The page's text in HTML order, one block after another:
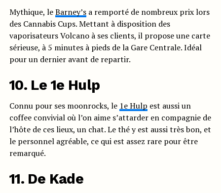
Mythique, leBarney’sa remporté de nombreux prix lors
des Cannabis Cups. Mettant à disposition des
vaporisateurs Volcano à ses clients, il propose une carte
sérieuse, à 5 minutes à pieds de la Gare Centrale. Idéal
pour un dernier avant de repartir.
10. Le 1e Hulp
Connu pour ses moonrocks, le 1e Hulp est aussi un
coffee convivial où l’on aime s’attarder en compagnie de
l’hôte de ces lieux, un chat. Le thé y est aussi très bon, et
le personnel agréable, ce qui est assez rare pour être
remarqué.
11. De Kade